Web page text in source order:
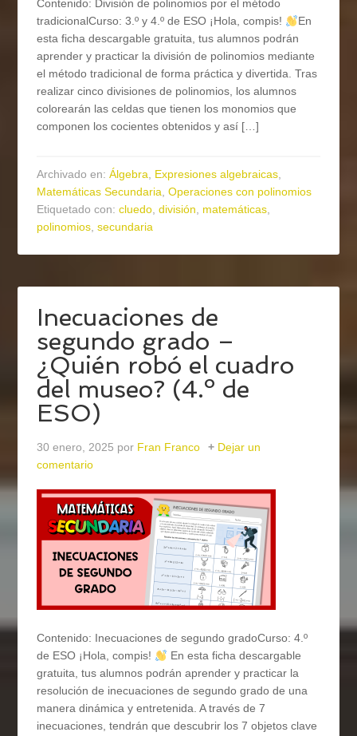
Contenido: División de polinomios por el método
tradicionalCurso: 3.º y 4.º de ESO ¡Hola, compis!
En
esta ficha descargable gratuita, tus alumnos podrán
aprender y practicar la división de polinomios mediante
el método tradicional de forma práctica y divertida. Tras
realizar cinco divisiones de polinomios, los alumnos
colorearán las celdas que tienen los monomios que
componen los cocientes obtenidos y así […]
Archivado en:Álgebra, Expresiones algebraicas,
Matemáticas Secundaria,Operaciones con polinomios
Etiquetado con:cluedo,división, matemáticas,
polinomios,secundaria
Inecuaciones de
segundo grado –
¿Quién robó el cuadro
del museo? (4.º de
ESO)
30 enero, 2025 por Fran Franco
Dejar un
comentario
Contenido: Inecuaciones de segundo gradoCurso: 4.º
de ESO ¡Hola, compis!
En esta ficha descargable
gratuita, tus alumnos podrán aprender y practicar la
resolución de inecuaciones de segundo grado de una
manera dinámica y entretenida. A través de 7
inecuaciones, tendrán que descubrir los 7 objetos clave